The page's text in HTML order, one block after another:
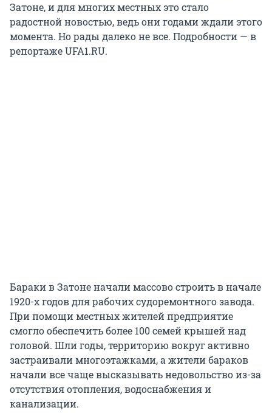
Затоне, и для многих местных это стало
радостной новостью, ведь они годами ждали этого
момента. Но рады далеко не все. Подробности — в
репортаже UFA1.RU.
Бараки в Затоне начали массово строить в начале
1920-х годов для рабочих судоремонтного завода.
При помощи местных жителей предприятие
смогло обеспечить более 100 семей крышей над
головой. Шли годы, территорию вокруг активно
застраивали многоэтажками, а жители бараков
начали все чаще высказывать недовольство из-за
отсутствия отопления, водоснабжения и
канализации.